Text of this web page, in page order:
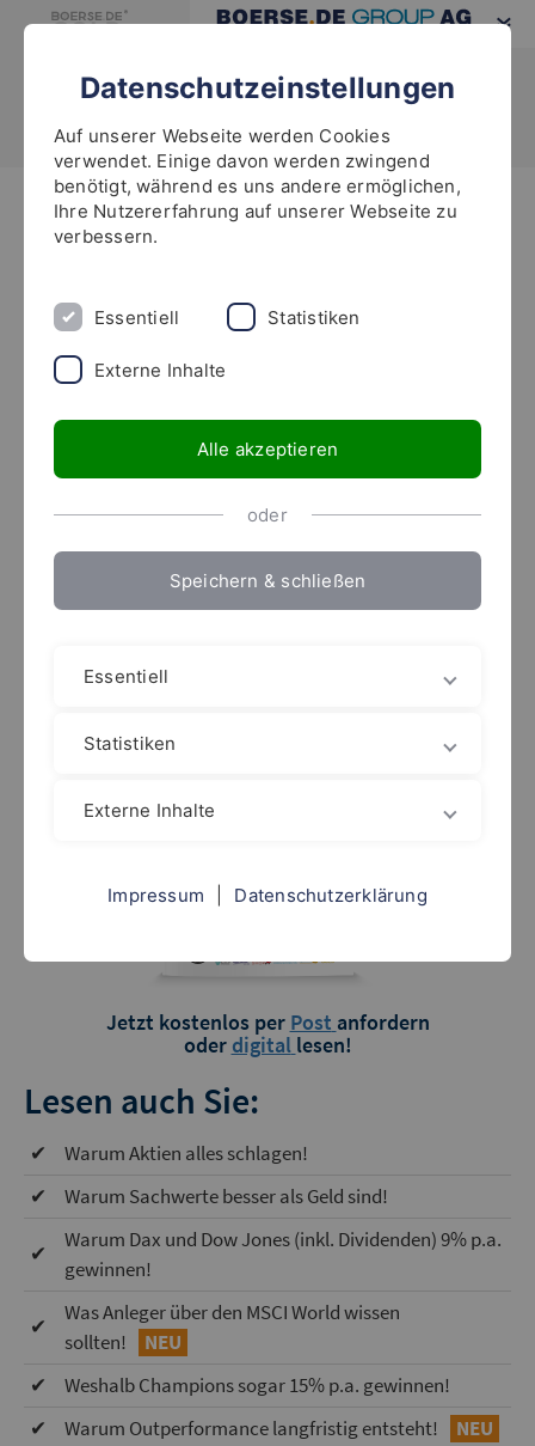
Highlights
Vermögensaufbau &
Vermögensschutz
„Der Leitfaden für Ihr Vermögen“ wurde in sage und
schreibe 65 Auflagen nun 300.000 Mal gedruckt und
erfahrene Profis genauso wie Börseneinsteiger. Fordern
auch Sie die Kultpublikation zusammen mit drei
Riesenpostern zur Börse jetztkostenlos und völlig
unverbindlich an!
Jetzt kostenlos per Post anfordern
oder digital lesen!
Lesen auch Sie:
✔
Warum Aktien alles schlagen!
✔
Warum Sachwerte besser als Geld sind!
✔
Warum Dax und Dow Jones (inkl. Dividenden) 9% p.a.
gewinnen!
✔
Was Anleger über den MSCI World wissen
sollten!
NEU
✔
Weshalb Champions sogar 15% p.a. gewinnen!
✔
Warum Outperformance langfristig entsteht! NEU
Datenschutzeinstellungen
Auf unserer Webseite werden Cookies
verwendet. Einige davon werden zwingend
benötigt, während es uns andere ermöglichen,
Ihre Nutzererfahrung auf unserer Webseite zu
verbessern.
Essentiell Statistiken
Externe Inhalte
Alle akzeptieren
oder
Speichern & schließen
Essentiell
Statistiken
Externe Inhalte
Impressum Datenschutzerklärung